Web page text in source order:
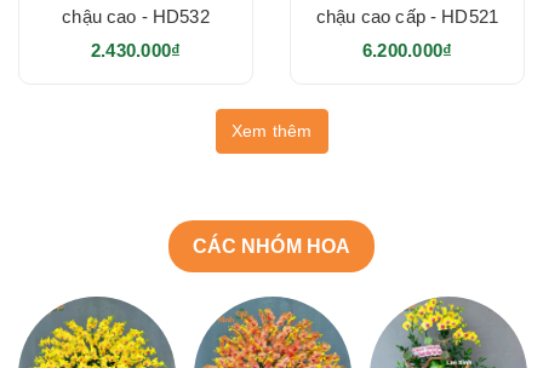
chậu cao - HD532
2.430.000₫
chậu cao cấp - HD521
6.200.000₫
Xem thêm
CÁC NHÓM HOA